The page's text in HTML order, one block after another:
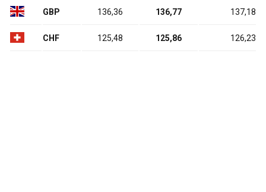
GBP 136,36 136,77 137,18
CHF 125,48 125,86 126,23